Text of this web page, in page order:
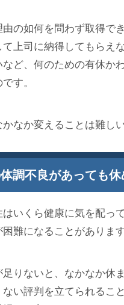
の如何を問わず取得で
上司に納得してもらえ
ど、何のための有休か
す。
なか変えることは難し
調不良があっても休
いくら健康に気を配っ
難になることがあります
りないと、なかなか休
い評判を立てられるこ